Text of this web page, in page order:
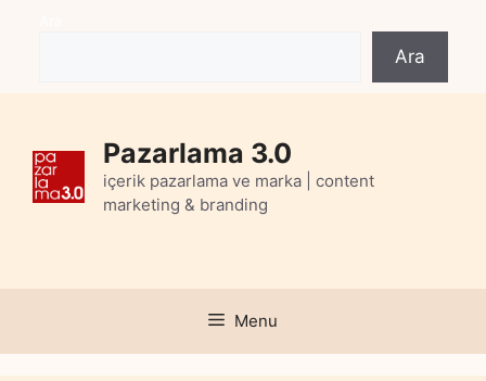
Ara
Pazarlama 3.0
içerik pazarlama ve marka | content
marketing & branding
Menu